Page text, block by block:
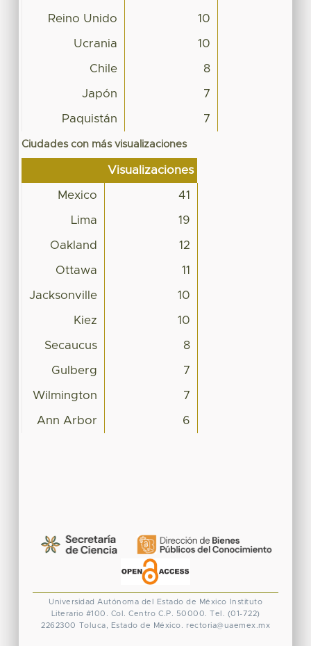
Reino Unido 10
Ucrania 10
Chile 8
Japón 7
Paquistán 7
Ciudades con más visualizaciones
Visualizaciones
Mexico 41
Lima 19
Oakland 12
Ottawa 11
Jacksonville 10
Kiez 10
Secaucus 8
Gulberg 7
Wilmington 7
Ann Arbor 6
Universidad Autónoma del Estado de México
Instituto
Literario #100. Col. Centro C.P. 50000. Tel. (01-722)
2262300 Toluca, Estado de México. rectoria@uaemex.mx